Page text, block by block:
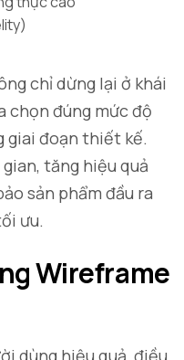
chỉ dừng lại ở khái
chọn đúng mức độ
giai đoạn thiết kế.
tăng hiệu quả
sản phẩm đầu ra
ưu.
Wireframe
dùng hiệu quả, điều